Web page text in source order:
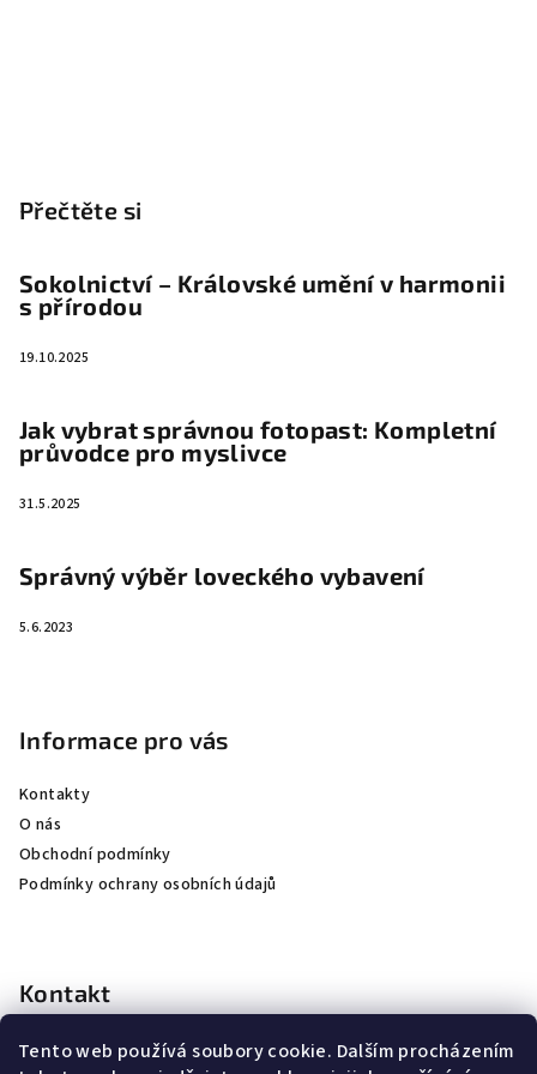
Tento web používá soubory cookie. Dalším procházením
Přečtěte si
Sokolnictví – Královské umění v harmonii
s přírodou
19.10.2025
Jak vybrat správnou fotopast: Kompletní
průvodce pro myslivce
31.5.2025
Správný výběr loveckého vybavení
5.6.2023
Informace pro vás
Kontakty
O nás
Obchodní podmínky
Podmínky ochrany osobních údajů
Kontakt
kubicek@jkhunting.cz